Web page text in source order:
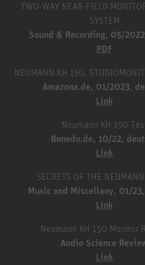
TWO-WAY NEAR-FIELD
SYSTEM
Sound & Recording, 05/
PDF
NEUMANN KH 150,
Amazona.de, 01/2023,
Link
Neumann KH 150
Bonedo.de, 10/22,
Link
SECRETS OF THE
Music and Miscellany, 01/
Link
Neumann KH 150 Monitor
Audio Science
Link